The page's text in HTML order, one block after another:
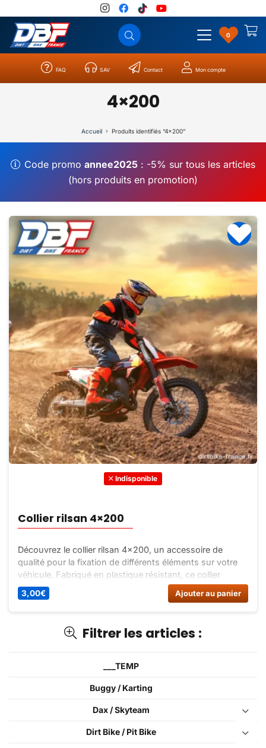
0
FAQ SAV Contact Mon compte
4×200
Accueil Produits identifiés “4x200”
Code promo annee2025: -5% sur tous les articles
(hors produits en promotion)
Filtrer les articles :
___TEMP
Buggy / Karting
Dax / Skyteam
Dirt Bike / Pit Bike
Indisponible
Collier rilsan 4×200
Découvrez le collier rilsan 4×200, un accessoire de
qualité pour la fixation de différents éléments sur votre
véhicule. Fabriqué en plastique résistant, ce collier
assure un maintien optimal. Commandez-le dès
maintenant sur Dirt Bike France !
3,00€ Ajouter au panier
Catégories Résultats